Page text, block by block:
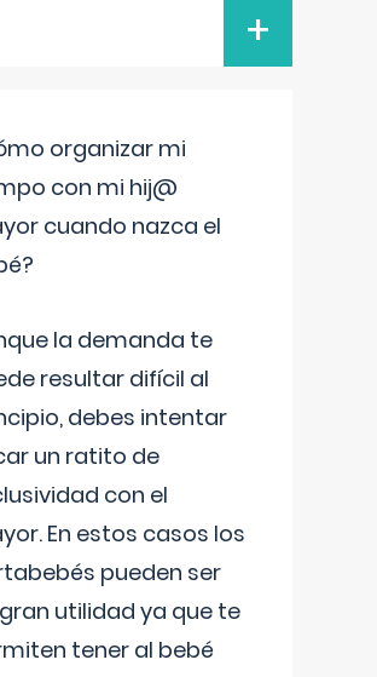
+
organizar mi
con mi hij@
cuando nazca el
la demanda te
resultar difícil al
debes intentar
un ratito de
con el
En estos casos los
pueden ser
utilidad ya que te
tener al bebé